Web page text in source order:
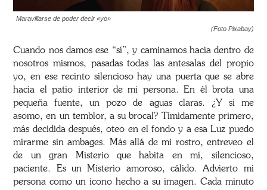
Maravillarse de poder decir «yo»
(Foto Pixabay)
Cuando nos damos ese “sí”, y caminamos hacia dentro de
nosotros mismos, pasadas todas las antesalas del propio
yo, en ese recinto silencioso hay una puerta que se abre
hacia el patio interior de mi persona. En él brota una
pequeña fuente, un pozo de aguas claras. ¿Y si me
asomo, en un temblor, a su brocal? Tímidamente primero,
más decidida después, oteo en el fondo y a esa Luz puedo
mirarme sin ambages. Más allá de mi rostro, entreveo el
de un gran Misterio que habita en mí, silencioso,
paciente. Es un Misterio amoroso, cálido. Advierto mi
persona como un icono hecho a su imagen. Cada minuto